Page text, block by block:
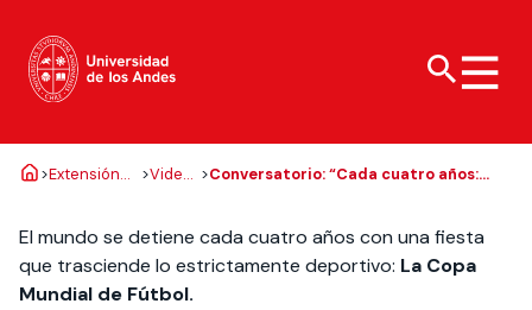
Carreras de
Programas de
bachillerato
Acerca de la Uandes
Organización
Facultades
Investigación
Innovación
Doctorados
Vinculación con el
Política y Modelo de
Vinculación con el
Medio
Vida Universitaria
Cultura y arte
Deportes y reserva
de canchas
>Extensión
>Videos >Conversatorio: “Cada cuatro años:
El mundo se detiene cada cuatro años con una fiesta
que trasciende lo estrictamente deportivo: La Copa
Mundial de Fútbol.